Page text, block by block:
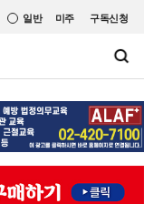
미주 구독신청
일반